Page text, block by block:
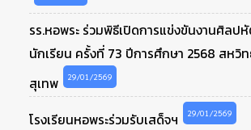
รร.หอพระ ร่วมพิธีเปิดการแข่งขันงานศิลป
นักเรียน ครั้งที่ 73 ปีการศึกษา 2568 สหวิ
สุเทพ
29/01/2569
โรงเรียนหอพระร่วมรับเสด็จฯ 29/01/2569